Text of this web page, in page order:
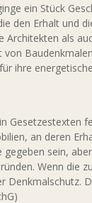
ein Stück
den Erhalt und
Architekten als
von
ihre
Gesetzestexten
an deren
sein,
Wenn die
Denkmalschutz.